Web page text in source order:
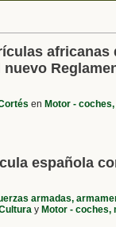
africanas
nuevo
en Motor -
española
armadas,
y Motor - coches,